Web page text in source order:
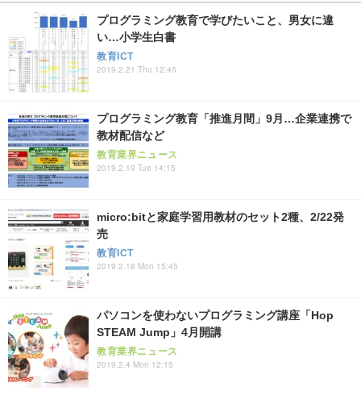
プログラミング教育で学びたいこと、男女に違
い…小学生白書
教育ICT
2019.2.21 Thu 12:45
プログラミング教育「推進月間」9月…企業連携で
教材配信など
教育業界ニュース
2019.2.19 Tue 14:15
micro:bitと家庭学習用教材のセット2種、2/22発
売
教育ICT
2019.2.18 Mon 15:45
パソコンを使わないプログラミング講座「Hop
STEAM Jump」4月開講
教育業界ニュース
2019.2.4 Mon 12:15